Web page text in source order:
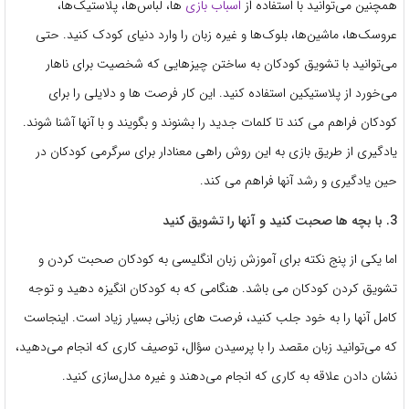
همچنین می‌توانید با استفاده از اسباب بازی ها، لباس‌ها، پلاستیک‌ها،
عروسک‌ها، ماشین‌ها، بلوک‌ها و غیره زبان را وارد دنیای کودک کنید. حتی
می‌توانید با تشویق کودکان به ساختن چیزهایی که شخصیت برای ناهار
می‌خورد از پلاستیکین استفاده کنید. این کار فرصت ها و دلایلی را برای
کودکان فراهم می کند تا کلمات جدید را بشنوند و بگویند و با آنها آشنا شوند.
یادگیری از طریق بازی به این روش راهی معنادار برای سرگرمی کودکان در
حین یادگیری و رشد آنها فراهم می کند.
3. با بچه ها صحبت کنید و آنها را تشویق کنید
اما یکی از پنج نکته برای آموزش زبان انگلیسی به کودکان صحبت کردن و
تشویق کردن کودکان می باشد. هنگامی که به کودکان انگیزه دهید و توجه
کامل آنها را به خود جلب کنید، فرصت های زبانی بسیار زیاد است. اینجاست
که می‌توانید زبان مقصد را با پرسیدن سؤال، توصیف کاری که انجام می‌دهید،
نشان دادن علاقه به کاری که انجام می‌دهند و غیره مدل‌سازی کنید.